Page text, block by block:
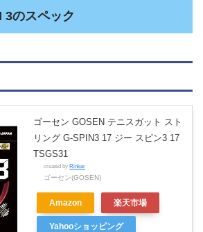
3のスペック
ゴーセン GOSEN テニスガット スト
リング G-SPIN3 17 ジー スピン3 17
TSGS31
created by Rinker
ゴーセン(GOSEN)
Amazon 楽天市場
Yahooショッピング